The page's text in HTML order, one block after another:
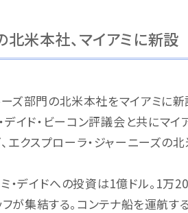
北米本社、マイアミに新設
ズ部門の北米本社をマイアミに
デイド・ビーコン評議会と共にマ
エクスプローラ・ジャーニーズの
・デイドへの投資は1億ドル。1
フが集結する。コンテナ船を運航